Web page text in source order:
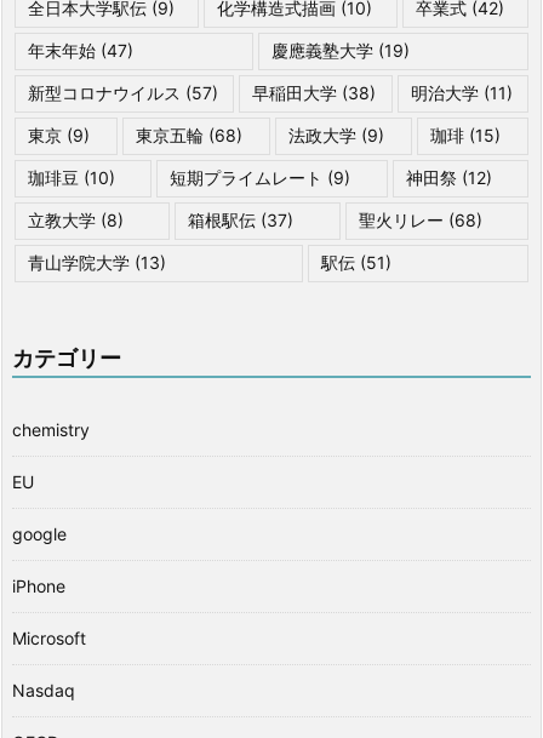
全日本大学駅伝 (9) 化学構造式描画 (10) 卒業式(42)
年末年始 (47) 慶應義塾大学(19)
新型コロナウイルス (57) 早稲田大学 (38) 明治大学(11)
東京 (9) 東京五輪 (68) 法政大学 (9) 珈琲 (15)
珈琲豆 (10) 短期プライムレート (9) 神田祭(12)
立教大学 (8) 箱根駅伝 (37) 聖火リレー (68)
青山学院大学 (13) 駅伝 (51)
カテゴリー
chemistry
EU
google
iPhone
Microsoft
Nasdaq